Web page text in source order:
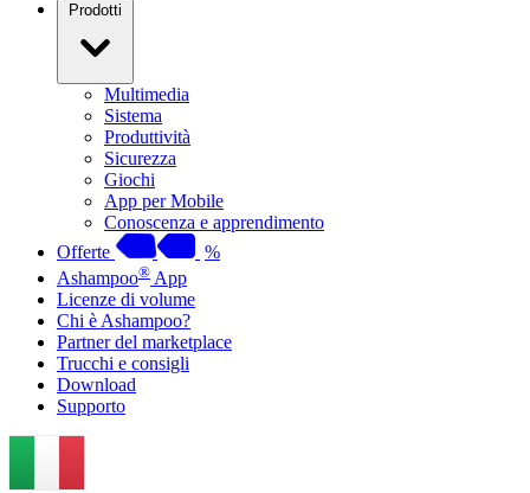
Prodotti
Multimedia
Sistema
Produttività
Sicurezza
Giochi
App per Mobile
Conoscenza e apprendimento
Offerte
%
Ashampoo® App
Licenze di volume
Chi è Ashampoo?
Partner del marketplace
Trucchi e consigli
Download
Supporto